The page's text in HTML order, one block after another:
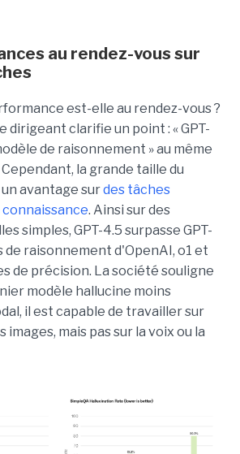
au rendez-vous sur
est-elle au rendez-vous ?
dirigeant clarifie un point : « GPT-
de raisonnement » au même
la grande taille du
avantage surdes tâches
. Ainsi sur des
simples, GPT-4.5 surpasse GPT-
de raisonnement d'OpenAI, o1 et
de précision. La société souligne
modèle hallucine moins
il est capable de travailler sur
images, mais pas sur la voix ou la